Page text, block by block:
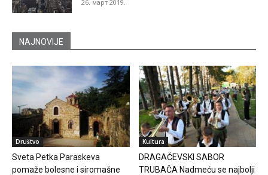
26. март 2019.
NAJNOVIJE
Društvo
Sveta Petka Paraskeva
pomaže bolesne i siromašne
Kultura
DRAGAČEVSKI SABOR
TRUBAČA Nadmeću se najbolji